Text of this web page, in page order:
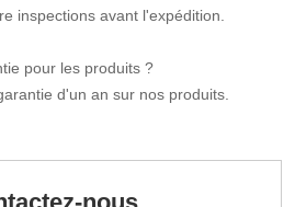
inspections avant l'expédition.
pour les produits ?
d'un an sur nos produits.